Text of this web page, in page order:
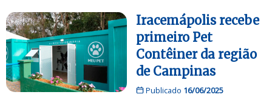
Iracemápolis recebe
primeiro Pet
Contêiner da região
de Campinas
Publicado 16/06/2025